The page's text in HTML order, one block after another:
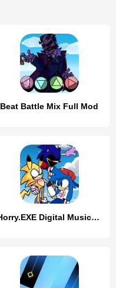
Beat Battle Mix Full Mod
Horry.EXE Digital Music Battle